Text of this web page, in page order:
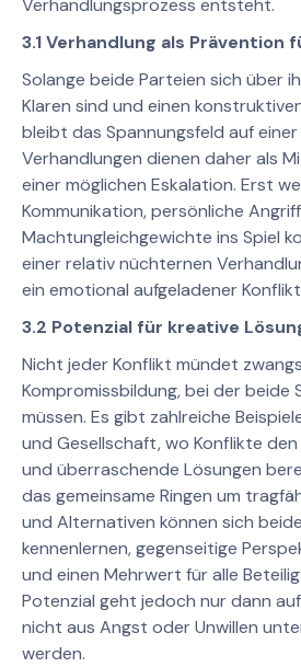
Verhandlungsprozess entsteht.
3.1 Verhandlung als Prävention
Solange beide Parteien sich über
Klaren sind und einen
bleibt das Spannungsfeld auf
Verhandlungen dienen daher als
einer möglichen Eskalation. Erst
Kommunikation, persönliche
Machtungleichgewichte ins Spiel
einer relativ nüchternen
ein emotional aufgeladener
3.2 Potenzial für kreative
Nicht jeder Konflikt mündet
Kompromissbildung, bei der beide
müssen. Es gibt zahlreiche
und Gesellschaft, wo Konflikte
und überraschende Lösungen
das gemeinsame Ringen um
und Alternativen können sich
kennenlernen, gegenseitige
und einen Mehrwert für alle
Potenzial geht jedoch nur dann
nicht aus Angst oder Unwillen
werden.